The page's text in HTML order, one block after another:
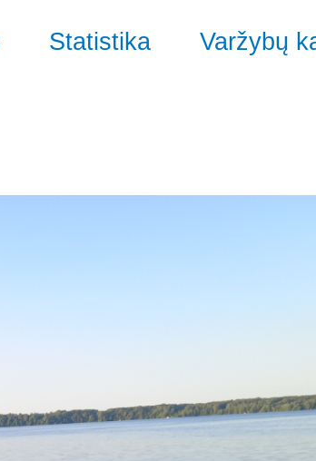
Statistika
Varžybų